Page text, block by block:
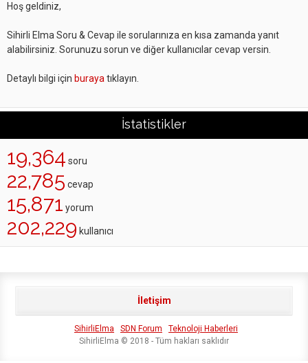
Hoş geldiniz,
Sihirli Elma Soru & Cevap ile sorularınıza en kısa zamanda yanıt
alabilirsiniz. Sorunuzu sorun ve diğer kullanıcılar cevap versin.
Detaylı bilgi için buraya tıklayın.
İstatistikler
19,364 soru
22,785 cevap
15,871 yorum
202,229 kullanıcı
İletişim
SihirliElma SDN Forum
Teknoloji Haberleri
SihirliElma © 2018 - Tüm hakları saklıdır